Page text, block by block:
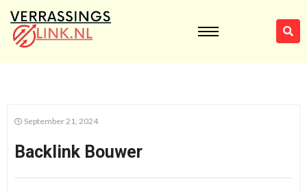
September 21, 2024
Backlink Bouwer